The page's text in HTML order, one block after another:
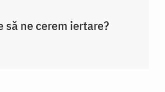
ne cerem iertare?